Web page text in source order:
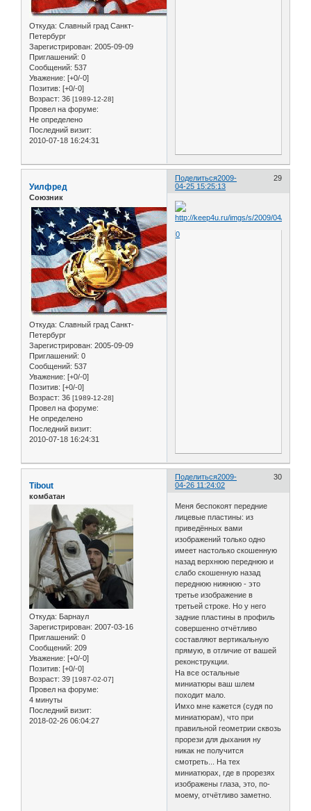
Откуда: Славный град Санкт-
Петербург
Зарегистрирован: 2005-09-09
Приглашений: 0
Сообщений: 537
Уважение: [+0/-0]
Позитив: [+0/-0]
Возраст: 36 [1989-12-28]
Провел на форуме:
Не определено
Последний визит:
2010-07-18 16:24:31
Поделиться 29
2009-
04-25 15:25:13
Уилфред
Союзник
Откуда: Славный град Санкт-
Петербург
Зарегистрирован: 2005-09-09
Приглашений: 0
Сообщений: 537
Уважение: [+0/-0]
Позитив: [+0/-0]
Возраст: 36 [1989-12-28]
Провел на форуме:
Не определено
Последний визит:
2010-07-18 16:24:31
0
Поделиться 30
2009-
04-26 11:24:02
Tibout
комбатан
Откуда: Барнаул
Зарегистрирован: 2007-03-16
Приглашений: 0
Сообщений: 209
Уважение: [+0/-0]
Позитив: [+0/-0]
Возраст: 39 [1987-02-07]
Провел на форуме:
4 минуты
Последний визит:
2018-02-26 06:04:27
Меня беспокоят передние
лицевые пластины: из
приведённых вами
изображений только одно
имеет настолько скошенную
назад верхнюю переднюю и
слабо скошенную назад
переднюю нижнюю - это
третье изображение в
третьей строке. Но у него
задние пластины в профиль
совершенно отчётливо
составляют вертикальную
прямую, в отличие от вашей
реконструкции.
На все остальные
миниатюры ваш шлем
походит мало.
Имхо мне кажется (судя по
миниатюрам), что при
правильной геометрии сквозь
прорези для дыхания ну
никак не получится
смотреть... На тех
миниатюрах, где в прорезях
изображены глаза, это, по-
моему, отчётливо заметно.